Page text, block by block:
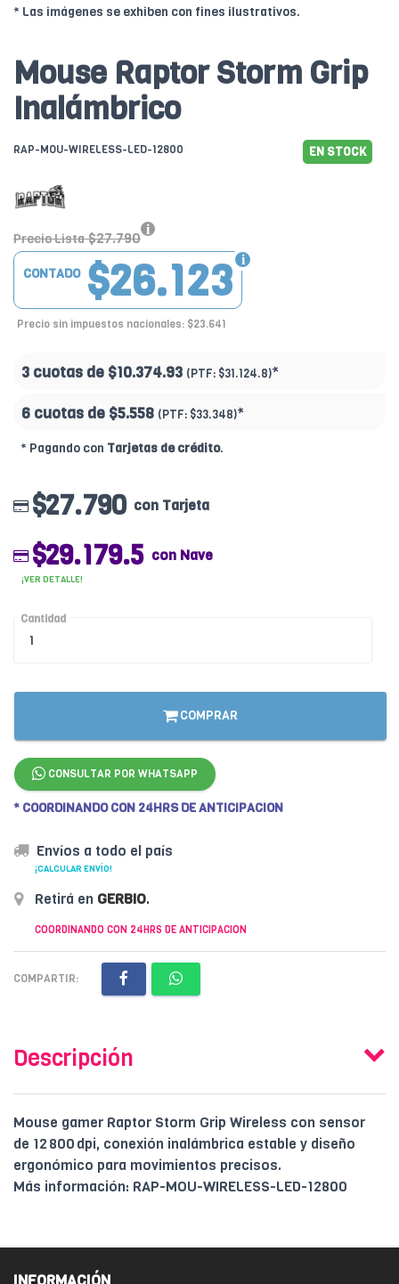
* Las imágenes se exhiben con fines ilustrativos.
Mouse Raptor Storm Grip
Inalámbrico
RAP-MOU-WIRELESS-LED-12800 EN STOCK
Precio Lista $27.790
$26.123
CONTADO
Precio sin impuestos nacionales: $23.641
3 cuotas de $10.374.93 (PTF: $31.124.8)*
6 cuotas de $5.558 (PTF: $33.348)*
* Pagando con Tarjetas de crédito.
$27.790 con Tarjeta
$29.179.5 con Nave
¡VER DETALLE!
Cantidad
COMPRAR
CONSULTAR POR WHATSAPP
* COORDINANDO CON 24HRS DE ANTICIPACION
Envíos a todo el país
¡CALCULAR ENVÍO!
Retirá en GERBIO.
COORDINANDO CON 24HRS DE ANTICIPACION
COMPARTIR:
Descripción
Mouse gamer Raptor Storm Grip Wireless con sensor
de 12 800 dpi, conexión inalámbrica estable y diseño
ergonómico para movimientos precisos.
Más información: RAP-MOU-WIRELESS-LED-12800